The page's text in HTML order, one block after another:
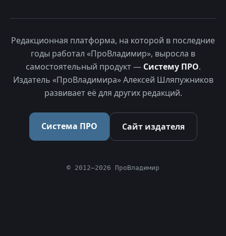
Редакционная платформа, на которой в последние
годы работал «ПроВладимир», выросла в
самостоятельный продукт — Систему ПРО.
Издатель «ПроВладимира» Алексей Шляпужников
развивает её для других редакций.
Система ПРО Сайт издателя
© 2012–2026 ПроВладимир